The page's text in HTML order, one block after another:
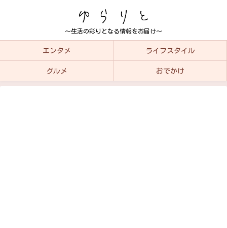
～生活の彩りとなる情報をお届け～
エンタメ ライフスタイル
グルメ おでかけ